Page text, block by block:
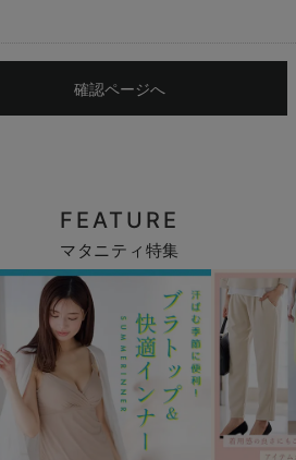
確認ページへ
FEATURE
マタニティ特集